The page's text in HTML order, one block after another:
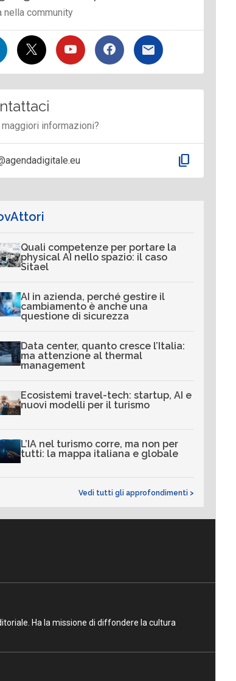
nella community
maggiori informazioni?
content_copy
Quali competenze per portare la
physical AI nello spazio: il caso
Sitael
AI in azienda, perché gestire il
cambiamento è anche una
questione di sicurezza
Data center, quanto cresce l’Italia:
ma attenzione al thermal
management
Ecosistemi travel-tech: startup, AI e
nuovi modelli per il turismo
L’IA nel turismo corre, ma non per
tutti: la mappa italiana e globale
Vedi tutti gli approfondimenti >
Ha la missione di diffondere la cultura